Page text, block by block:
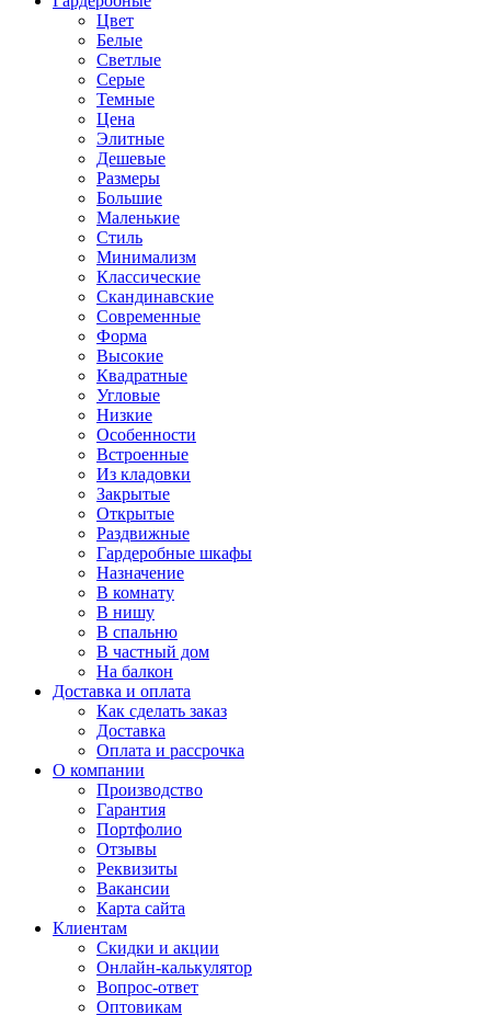
Цвет
Белые
Светлые
Серые
Темные
Цена
Элитные
Дешевые
Размеры
Большие
Маленькие
Стиль
Минимализм
Классические
Скандинавские
Современные
Форма
Высокие
Квадратные
Угловые
Низкие
Особенности
Встроенные
Из кладовки
Закрытые
Открытые
Раздвижные
Гардеробные шкафы
Назначение
В комнату
В нишу
В спальню
В частный дом
На балкон
Доставка и оплата
Как сделать заказ
Доставка
Оплата и рассрочка
О компании
Производство
Гарантия
Портфолио
Отзывы
Реквизиты
Вакансии
Карта сайта
Клиентам
Скидки и акции
Онлайн-калькулятор
Вопрос-ответ
Оптовикам